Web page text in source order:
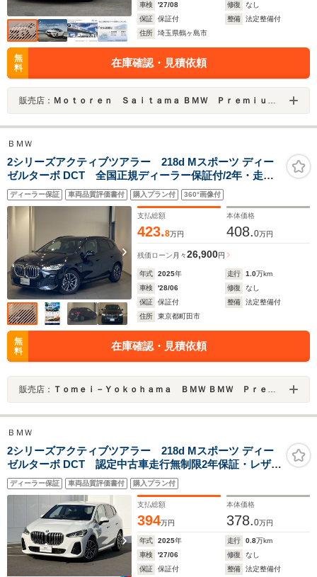
車検
'27/08 修復
なし
保証
保証付 整備
法定整備付
住所
埼玉県鶴ヶ島市
無
料
在庫確認・見積依頼
販売店： Ｍｏｔｏｒｅｎ Ｓａｉｔａｍａ ＢＭＷ Ｐｒｅｍｉｕｍ Ｓｅｌｅｃｔｉｏｎ 鶴ヶ島
ＢＭＷ
2シリーズアクティブツアラー 218d Mスポーツ ディー
ゼルターボ DCT 全国正規ディーラー保証付/2年・走行
距離無制限 17AW 弊社デモカー LEDヘッドライト テクノ
ロジーP ハイラインP シートマッサージ トップビューカ
メラ harman/kardonスピーカーシステム 茶レザースポー
ディーラー保証 車両品質評価書付 購入プラン付 360°画像付
支払総額
423.8万円
本体価格
408.0万円
残価ローン 月々26,900円
年式 2025年 走行 1.0万km
車検
'28/06 修復
なし
保証
保証付 整備
法定整備付
住所
東京都町田市
無
料
在庫確認・見積依頼
販売店： Ｔｏｍｅｉ－Ｙｏｋｏｈａｍａ ＢＭＷ ＢＭＷ Ｐｒｅｍｉｕｍ Ｓｅｌｅｃｔｉｏｎ 町田鶴川
ＢＭＷ
2シリーズアクティブツアラー 218d Mスポーツ ディー
ゼルターボ DCT 認定中古車走行無制限2年保証・レザー
シート・レンタカーアップ
ディーラー保証 車両品質評価書付 購入プラン付
支払総額
394万円
本体価格
378.0万円
年式 2025年 走行 0.8万km
車検
'27/06 修復
なし
保証
保証付 整備
法定整備付